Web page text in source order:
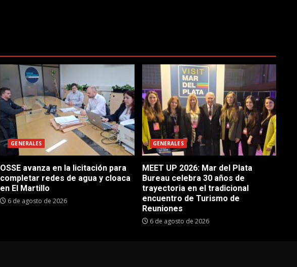
GENERALES
OSSE avanza en la licitación para
completar redes de agua y cloaca
en El Martillo
6 de agosto de 2026
GENERALES
MEET UP 2026: Mar del Plata
Bureau celebra 30 años de
trayectoria en el tradicional
encuentro de Turismo de
Reuniones
6 de agosto de 2026